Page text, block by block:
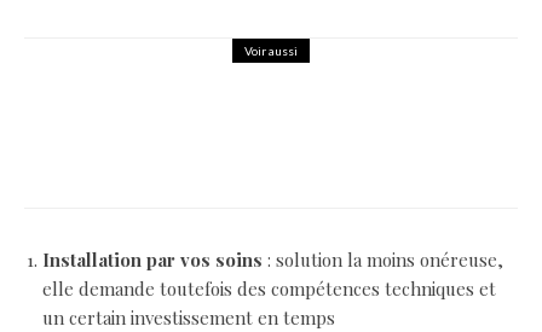
Voir aussi
Installation par vos soins : solution la moins onéreuse,
elle demande toutefois des compétences techniques et
un certain investissement en temps